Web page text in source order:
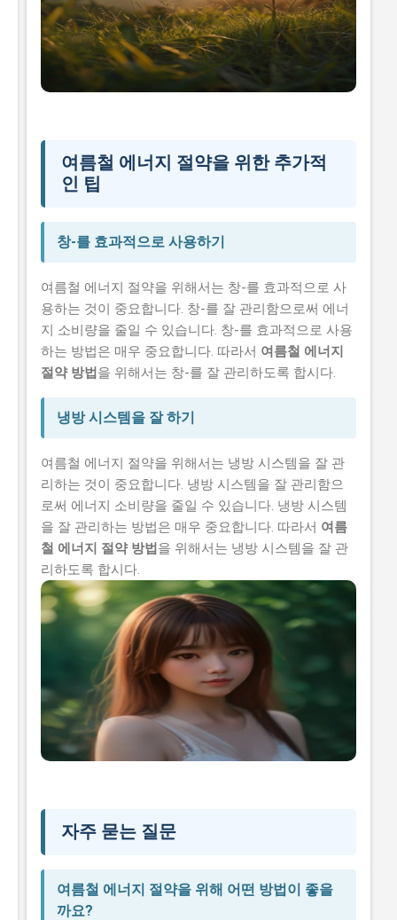
여름철 에너지 절약을 위한 추가적
인 팁
창-를 효과적으로 사용하기
여름철 에너지 절약을 위해서는 창-를 효과적으로 사
용하는 것이 중요합니다. 창-를 잘 관리함으로써 에너
지 소비량을 줄일 수 있습니다. 창-를 효과적으로 사용
하는 방법은 매우 중요합니다. 따라서 여름철 에너지
절약 방법 을 위해서는 창-를 잘 관리하도록 합시다.
냉방 시스템을 잘 하기
여름철 에너지 절약을 위해서는 냉방 시스템을 잘 관
리하는 것이 중요합니다. 냉방 시스템을 잘 관리함으
로써 에너지 소비량을 줄일 수 있습니다. 냉방 시스템
을 잘 관리하는 방법은 매우 중요합니다. 따라서 여름
철 에너지 절약 방법 을 위해서는 냉방 시스템을 잘 관
리하도록 합시다.
자주 묻는 질문
여름철 에너지 절약을 위해 어떤 방법이 좋을
까요?